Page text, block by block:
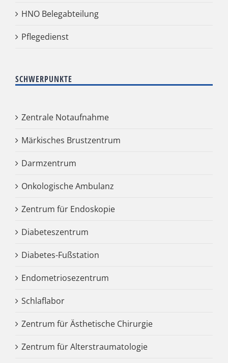
HNO Belegabteilung
Pflegedienst
SCHWERPUNKTE
Zentrale Notaufnahme
Märkisches Brustzentrum
Darmzentrum
Onkologische Ambulanz
Zentrum für Endoskopie
Diabeteszentrum
Diabetes-Fußstation
Endometriosezentrum
Schlaflabor
Zentrum für Ästhetische Chirurgie
Zentrum für Alterstraumatologie